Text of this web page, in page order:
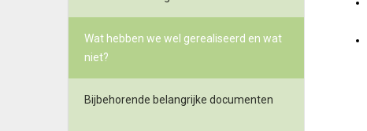
Wat hebben we wel gerealiseerd en wat
niet?
Bijbehorende belangrijke documenten